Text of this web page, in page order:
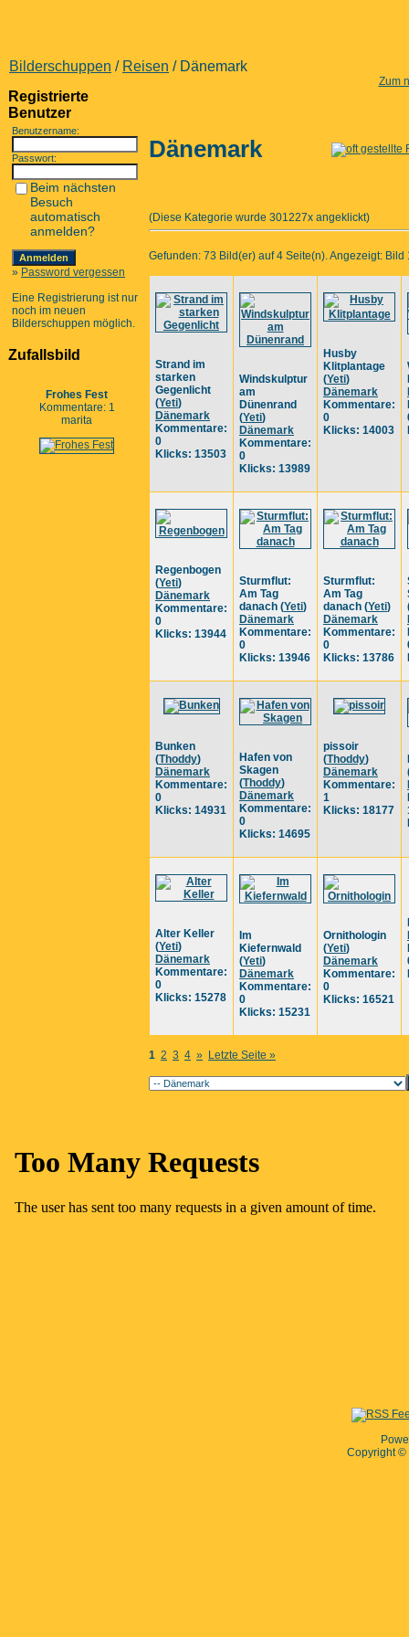
Bilderschuppen / Reisen / Dänemark
Zum
Registrierte
Benutzer
Benutzername:
Passwort:
Beim nächsten
Besuch
automatisch
anmelden?
» Password vergessen
Eine Registrierung ist nur
noch im neuen
Bilderschuppen möglich.
Zufallsbild
Frohes Fest
Kommentare: 1
marita
Dänemark
(Diese Kategorie wurde 301227x angeklickt)
Gefunden: 73 Bild(er) auf 4 Seite(n). Angezeigt: Bild
Strand im
starken
Gegenlicht
(Yeti)
Dänemark
Kommentare:
0
Klicks: 13503
Windskulptur
am
Dünenrand
(Yeti)
Dänemark
Kommentare:
0
Klicks: 13989
Husby
Klitplantage
(Yeti)
Dänemark
Kommentare:
0
Klicks: 14003
Regenbogen
(Yeti)
Dänemark
Kommentare:
0
Klicks: 13944
Sturmflut:
Am Tag
danach (Yeti)
Dänemark
Kommentare:
0
Klicks: 13946
Sturmflut:
Am Tag
danach (Yeti)
Dänemark
Kommentare:
0
Klicks: 13786
Bunken
(Thoddy)
Dänemark
Kommentare:
0
Klicks: 14931
Hafen von
Skagen
(Thoddy)
Dänemark
Kommentare:
0
Klicks: 14695
pissoir
(Thoddy)
Dänemark
Kommentare:
1
Klicks: 18177
Alter Keller
(Yeti)
Dänemark
Kommentare:
0
Klicks: 15278
Im
Kiefernwald
(Yeti)
Dänemark
Kommentare:
0
Klicks: 15231
Ornithologin
(Yeti)
Dänemark
Kommentare:
0
Klicks: 16521
1 2 3 4 » Letzte Seite »
Copyright